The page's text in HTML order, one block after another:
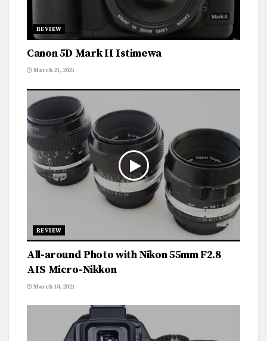
REVIEW
Canon 5D Mark II Istimewa
March 21, 2021
REVIEW
All-around Photo with Nikon 55mm F2.8
AIS Micro-Nikkon
March 10, 2021